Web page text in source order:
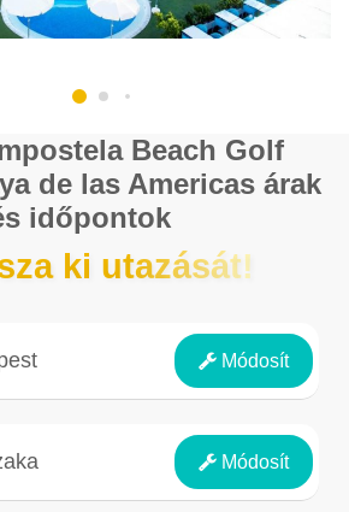
Beach Golf
de las Americas árak
időpontok
ki utazását!
Módosít
Repülőtér
Módosít
Éjszakák